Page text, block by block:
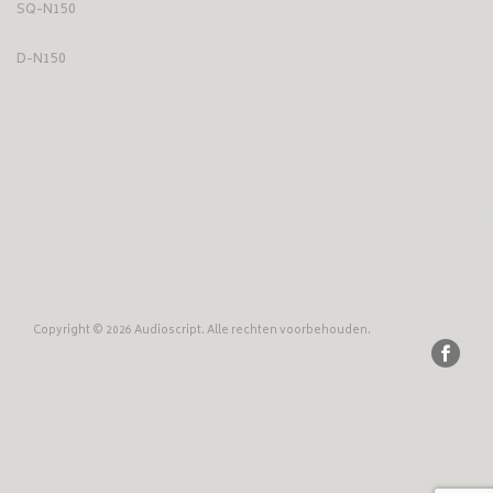
SQ-N150
D-N150
Copyright © 2026 Audioscript. Alle rechten voorbehouden.